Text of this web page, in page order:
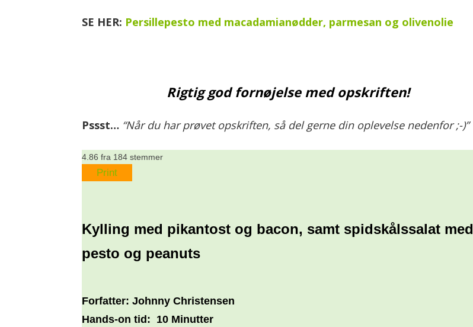
SE HER: Persillepesto med macadamianødder, parmesan og olivenolie
Rigtig god fornøjelse med opskriften!
Pssst… “Når du har prøvet opskriften, så del gerne din oplevelse nedenfor ;-)”
4.86 fra 184 stemmer
Print
Kylling med pikantost og bacon, samt spidskålssalat med
pesto og peanuts
Forfatter: Johnny Christensen
Hands-on tid: 10 Minutter